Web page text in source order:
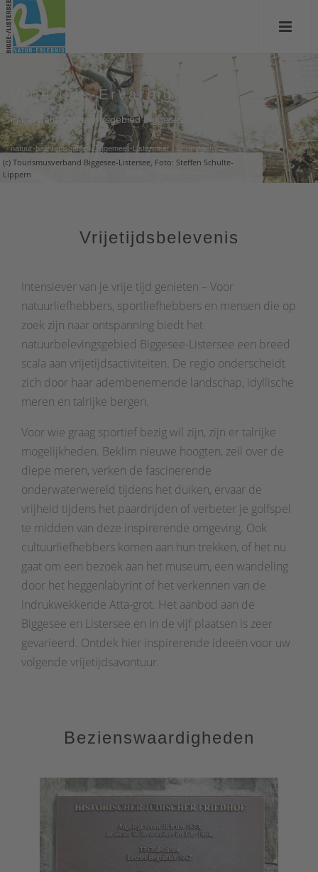
(c) Tourismusverband Biggesee-Listersee, Foto: Steffen Schulte-
Lippern
Vrijetijds-Ervaring
in het natuurbelevingsgebied Biggesee
natuur-belevenisgebied Biggemeer-Listermeer / Ervaringen/Vrijetijds-Ervaring
Vrijetijdsbelevenis
Intensiever van je vrije tijd genieten – Voor
natuurliefhebbers, sportliefhebbers en mensen die op
zoek zijn naar ontspanning biedt het
natuurbelevingsgebied Biggesee-Listersee een breed
scala aan vrijetijdsactiviteiten. De regio onderscheidt
zich door haar adembenemende landschap, idyllische
meren en talrijke bergen.
Voor wie graag sportief bezig wil zijn, zijn er talrijke
mogelijkheden. Beklim nieuwe hoogten, zeil over de
diepe meren, verken de fascinerende
onderwaterwereld tijdens het duiken, ervaar de
vrijheid tijdens het paardrijden of verbeter je golfspel
te midden van deze inspirerende omgeving. Ook
cultuurliefhebbers komen aan hun trekken, of het nu
gaat om een bezoek aan het museum, een wandeling
door het heggenlabyrint of het verkennen van de
indrukwekkende Atta-grot. Het aanbod aan de
Biggesee en Listersee en in de vijf plaatsen is zeer
gevarieerd. Ontdek hier inspirerende ideeën voor uw
volgende vrijetijdsavontuur.
Bezienswaardigheden